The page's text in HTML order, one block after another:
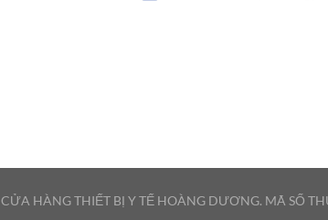
CỬA HÀNG THIẾT BỊ Y TẾ HOÀNG DƯƠNG. MÃ SỐ